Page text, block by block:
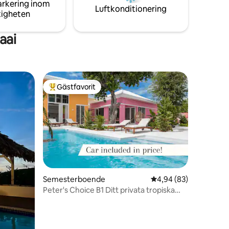
stora landmärken. Man kan också hyra
inom
Luftkonditionering
Populär gästfavorit
Gästfavorit
Semesterboende 4,94 av 5 i
4,94 (83)
Peter's Choice B1 Ditt privata tropiska